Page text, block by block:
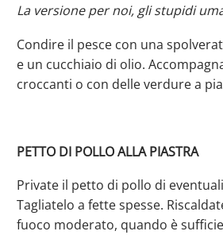
La versione per noi, gli stupidi
Condire il pesce con una
e un cucchiaio di olio.
croccanti o con delle verdure a
PETTO DI POLLO ALLA PIASTRA
Private il petto di pollo di
Tagliatelo a fette spesse.
fuoco moderato, quando è